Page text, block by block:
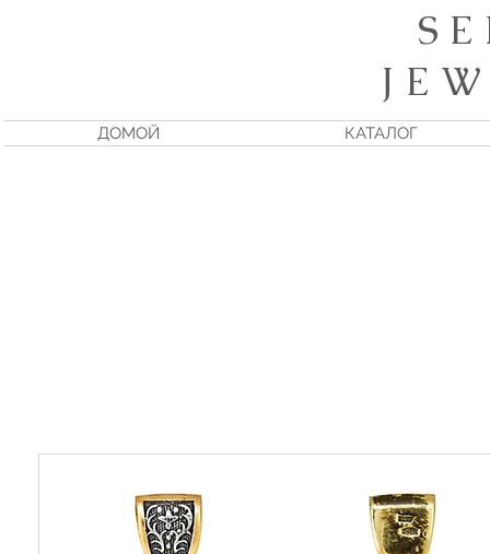
S
J E
ДОМОЙ КАТАЛОГ